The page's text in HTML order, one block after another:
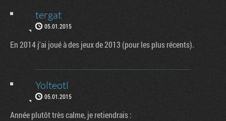
tergat
05.01.2015
En 2014 j'ai joué à des jeux de 2013 (pour les plus récents).
Yolteotl
05.01.2015
Année plutôt très calme, je retiendrais :